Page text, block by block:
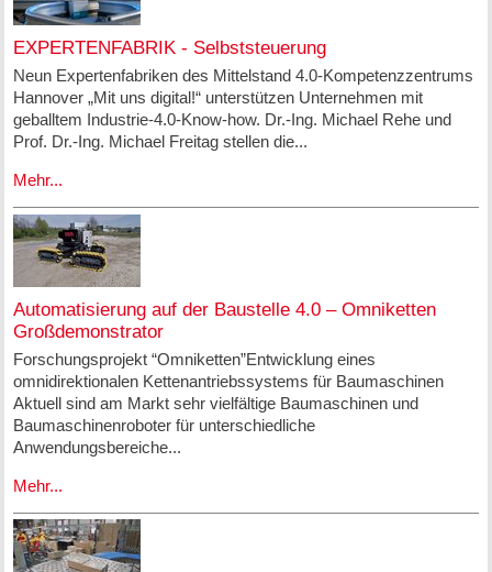
EXPERTENFABRIK - Selbststeuerung
Neun Expertenfabriken des Mittelstand 4.0-Kompetenzzentrums
Hannover „Mit uns digital!“ unterstützen Unternehmen mit
geballtem Industrie-4.0-Know-how. Dr.-Ing. Michael Rehe und
Prof. Dr.-Ing. Michael Freitag stellen die...
Mehr...
Automatisierung auf der Baustelle 4.0 – Omniketten
Großdemonstrator
Forschungsprojekt “Omniketten”Entwicklung eines
omnidirektionalen Kettenantriebssystems für Baumaschinen
Aktuell sind am Markt sehr vielfältige Baumaschinen und
Baumaschinenroboter für unterschiedliche
Anwendungsbereiche...
Mehr...